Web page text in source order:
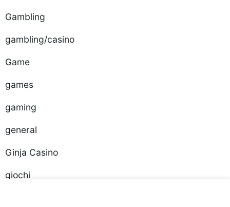
Gambling
gambling/casino
Game
games
gaming
general
Ginja Casino
giochi